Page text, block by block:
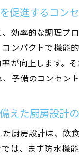
促進するコン
効率的な調理プ
ンパクトで機能
が向上します。
予備のコンセン
えた厨房設計
厨房設計は、飲
は、まず防水機